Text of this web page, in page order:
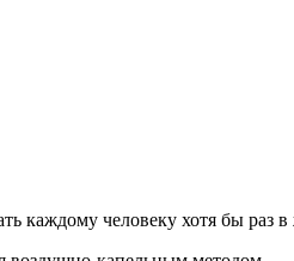
каждому человеку хотя бы раз